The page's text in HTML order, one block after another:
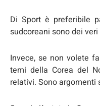
Di Sport è preferibile
sudcoreani sono dei
Invece, se non volete
temi della Corea del
relativi. Sono argomenti